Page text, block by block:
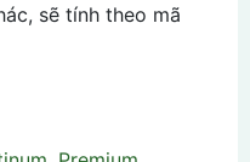
sẽ tính theo mã